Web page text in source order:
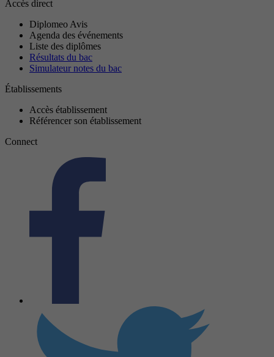
Accès direct
Diplomeo Avis
Agenda des événements
Liste des diplômes
Résultats du bac
Simulateur notes du bac
Établissements
Accès établissement
Référencer son établissement
Connect